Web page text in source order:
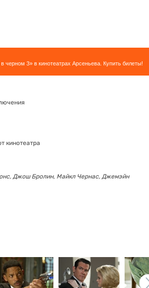
черном 3» в кинотеатрах Арсеньева. Купить билеты!
кинотеатра
Джош Бролин, Майкл Чернас, Джемэйн